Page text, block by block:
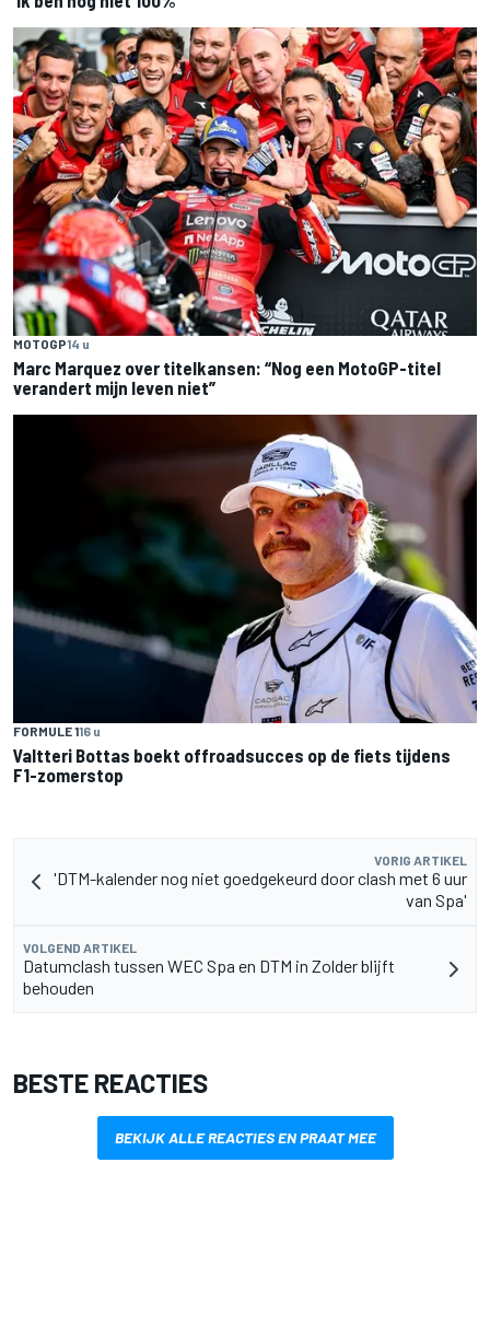
MOTOGP14 u
Marc Marquez over titelkansen: “Nog een MotoGP-titel
verandert mijn leven niet”
FORMULE 116 u
Valtteri Bottas boekt offroadsucces op de fiets tijdens
F1-zomerstop
VORIG ARTIKEL
'DTM-kalender nog niet goedgekeurd door clash met 6 uur
van Spa'
VOLGEND ARTIKEL
Datumclash tussen WEC Spa en DTM in Zolder blijft
behouden
BESTE REACTIES
BEKIJK ALLE REACTIES EN PRAAT MEE